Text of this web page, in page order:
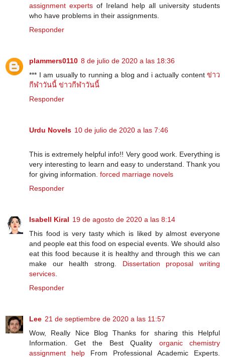
assignment experts of Ireland help all university students
who have problems in their assignments.
Responder
plammers0110 8 de julio de 2020 a las 18:36
*** I am usually to running a blog and i actually content ข่าว
กีฬาวันนี้ ข่าวกีฬาวันนี้
Responder
Urdu Novels 10 de julio de 2020 a las 7:46
This is extremely helpful info!! Very good work. Everything is
very interesting to learn and easy to understand. Thank you
for giving information. forced marriage novels
Responder
Isabell Kiral 19 de agosto de 2020 a las 8:14
This food is very tasty which is liked by almost everyone
and people eat this food on especial events. We should also
eat this food because it is healthy and through this we can
make our health strong. Dissertation proposal writing
services
Responder
Lee 21 de septiembre de 2020 a las 11:57
Wow, Really Nice Blog Thanks for sharing this Helpful
Information. Get the Best Quality organic chemistry
assignment help From Professional Academic Experts.